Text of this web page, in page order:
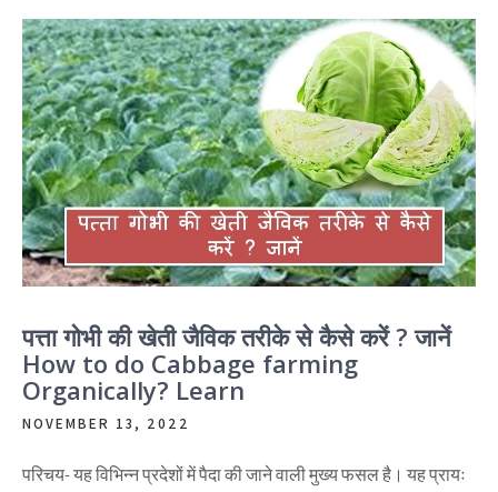
पत्ता गोभी की खेती जैविक तरीके से कैसे करें ? जानें
How to do Cabbage farming
Organically? Learn
NOVEMBER 13, 2022
परिचय- यह विभिन्न प्रदेशों में पैदा की जाने वाली मुख्य फसल है। यह प्रायः